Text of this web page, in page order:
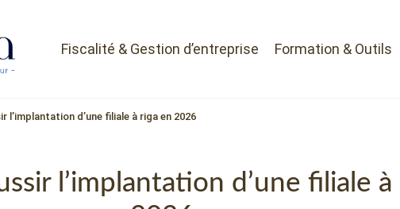
Fiscalité & Gestion d’entreprise Formation & Outils
l’implantation d’une filiale à riga en 2026
l’implantation d’une filiale à